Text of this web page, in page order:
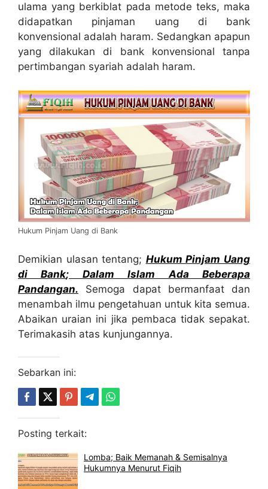
ulama yang berkiblat pada metode teks, maka
didapatkan pinjaman uang di bank
konvensional adalah haram. Sedangkan apapun
yang dilakukan di bank konvensional tanpa
pertimbangan syariah adalah haram.
Hukum Pinjam Uang di Bank
Demikian ulasan tentang; Hukum Pinjam Uang
di Bank; Dalam Islam Ada Beberapa
Pandangan. Semoga dapat bermanfaat dan
menambah ilmu pengetahuan untuk kita semua.
Abaikan uraian ini jika pembaca tidak sepakat.
Terimakasih atas kunjungannya.
Sebarkan ini:
Posting terkait:
Lomba; Baik Memanah & Semisalnya
Hukumnya Menurut Fiqih